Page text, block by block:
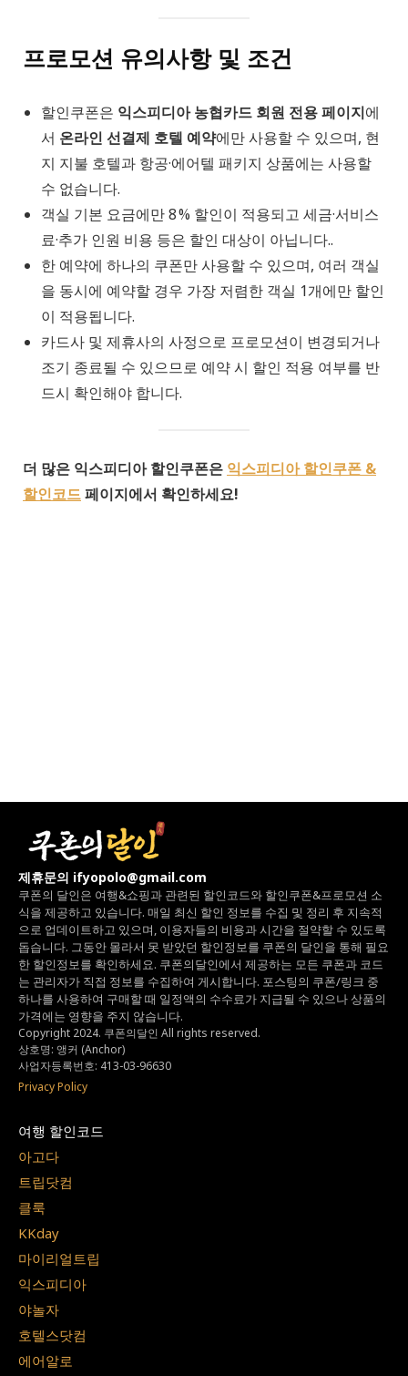
프로모션 유의사항 및 조건
할인쿠폰은 익스피디아 농협카드 회원 전용 페이지에
서 온라인 선결제 호텔 예약에만 사용할 수 있으며, 현
지 지불 호텔과 항공·에어텔 패키지 상품에는 사용할
수 없습니다.
객실 기본 요금에만 8 % 할인이 적용되고 세금·서비스
료·추가 인원 비용 등은 할인 대상이 아닙니다..
한 예약에 하나의 쿠폰만 사용할 수 있으며, 여러 객실
을 동시에 예약할 경우 가장 저렴한 객실 1개에만 할인
이 적용됩니다.
카드사 및 제휴사의 사정으로 프로모션이 변경되거나
조기 종료될 수 있으므로 예약 시 할인 적용 여부를 반
드시 확인해야 합니다.
더 많은 익스피디아 할인쿠폰은 익스피디아 할인쿠폰 &
할인코드페이지에서 확인하세요!
제휴문의 ifyopolo@gmail.com
쿠폰의 달인은 여행&쇼핑과 관련된 할인코드와 할인쿠폰&프로모션 소
식을 제공하고 있습니다. 매일 최신 할인 정보를 수집 및 정리 후 지속적
으로 업데이트하고 있으며, 이용자들의 비용과 시간을 절약할 수 있도록
돕습니다. 그동안 몰라서 못 받았던 할인정보를 쿠폰의 달인을 통해 필요
한 할인정보를 확인하세요. 쿠폰의달인에서 제공하는 모든 쿠폰과 코드
는 관리자가 직접 정보를 수집하여 게시합니다. 포스팅의 쿠폰/링크 중
하나를 사용하여 구매할 때 일정액의 수수료가 지급될 수 있으나상품의
가격에는 영향을 주지 않습니다.
Copyright 2024. 쿠폰의달인 All rights reserved.
상호명: 앵커 (Anchor)
사업자등록번호: 413-03-96630
Privacy Policy
여행 할인코드
아고다
트립닷컴
클룩
KKday
마이리얼트립
익스피디아
야놀자
호텔스닷컴
에어알로